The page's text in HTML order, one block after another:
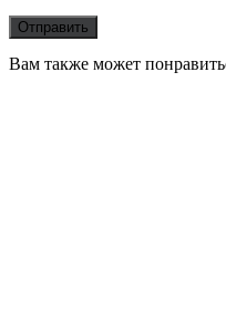
Вам также может